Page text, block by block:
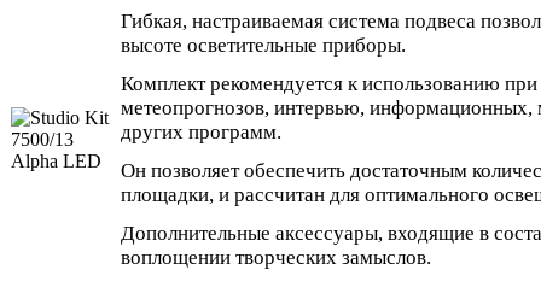
Гибкая, настраиваемая система подвеса
высоте осветительные приборы.
Комплект рекомендуется к использованию
метеопрогнозов, интервью, информационных,
других программ.
Он позволяет обеспечить достаточным
площадки, и рассчитан для оптимального
Дополнительные аксессуары, входящие в
воплощении творческих замыслов.